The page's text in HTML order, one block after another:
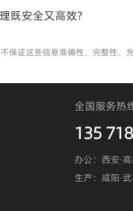
既安全又高效?
保证这些信息准确性、完整性、
全国服务热
135
办公：西安·
生产：咸阳·